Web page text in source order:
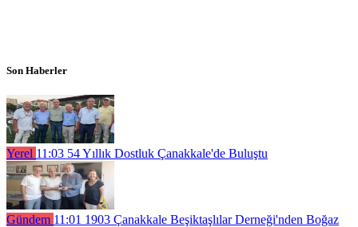
Son Haberler
Yerel 11:03 54 Yıllık Dostluk Çanakkale'de Buluştu
Gündem 11:01 1903 Çanakkale Beşiktaşlılar Derneği'nden Boğaz